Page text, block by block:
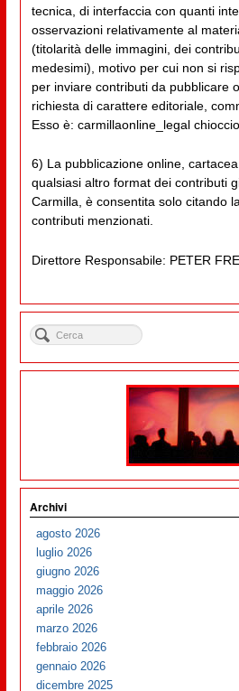
tecnica, di interfaccia con quanti
osservazioni relativamente al
(titolarità delle immagini, dei
medesimi), motivo per cui non si
per inviare contributi da pubblicare
richiesta di carattere editoriale,
Esso è: carmillaonline_legal
6) La pubblicazione online,
qualsiasi altro format dei contributi
Carmilla, è consentita solo citando
contributi menzionati.
Direttore Responsabile: PETER
Archivi
agosto 2026
luglio 2026
giugno 2026
maggio 2026
aprile 2026
marzo 2026
febbraio 2026
gennaio 2026
dicembre 2025